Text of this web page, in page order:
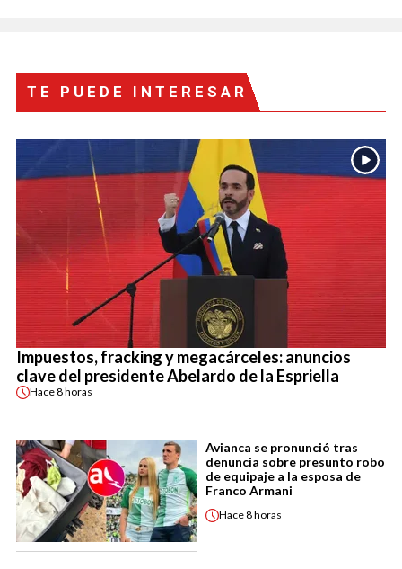
TE PUEDE INTERESAR
Impuestos, fracking y megacárceles: anuncios
clave del presidente Abelardo de la Espriella
Hace8 horas
Avianca se pronunció tras
denuncia sobre presunto robo
de equipaje a la esposa de
Franco Armani
Hace8 horas